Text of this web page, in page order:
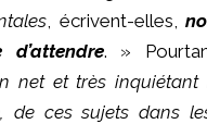
, écrivent-elles,
. »
net et très inquiétant
de ces sujets dans